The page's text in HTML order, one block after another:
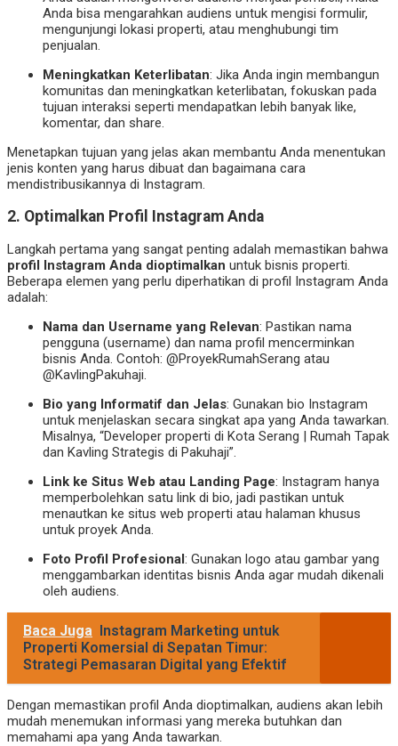
Anda bisa mengarahkan audiens untuk mengisi formulir,
mengunjungi lokasi properti, atau menghubungi tim
penjualan.
Meningkatkan Keterlibatan: Jika Anda ingin membangun
komunitas dan meningkatkan keterlibatan, fokuskan pada
tujuan interaksi seperti mendapatkan lebih banyak like,
komentar, dan share.
Menetapkan tujuan yang jelas akan membantu Anda menentukan
jenis konten yang harus dibuat dan bagaimana cara
mendistribusikannya di Instagram.
2. Optimalkan Profil Instagram Anda
Langkah pertama yang sangat penting adalah memastikan bahwa
profil Instagram Anda dioptimalkan untuk bisnis properti.
Beberapa elemen yang perlu diperhatikan di profil Instagram Anda
adalah:
Nama dan Username yang Relevan: Pastikan nama
pengguna (username) dan nama profil mencerminkan
bisnis Anda. Contoh: @ProyekRumahSerang atau
@KavlingPakuhaji.
Bio yang Informatif dan Jelas: Gunakan bio Instagram
untuk menjelaskan secara singkat apa yang Anda tawarkan.
Misalnya, “Developer properti di Kota Serang | Rumah Tapak
dan Kavling Strategis di Pakuhaji”.
Link ke Situs Web atau Landing Page: Instagram hanya
memperbolehkan satu link di bio, jadi pastikan untuk
menautkan ke situs web properti atau halaman khusus
untuk proyek Anda.
Foto Profil Profesional: Gunakan logo atau gambar yang
menggambarkan identitas bisnis Anda agar mudah dikenali
oleh audiens.
Baca Juga Instagram Marketing untuk
Properti Komersial di Sepatan Timur:
Strategi Pemasaran Digital yang Efektif
Dengan memastikan profil Anda dioptimalkan, audiens akan lebih
mudah menemukan informasi yang mereka butuhkan dan
memahami apa yang Anda tawarkan.